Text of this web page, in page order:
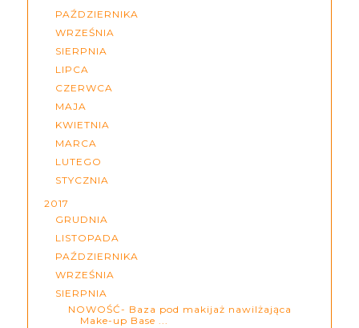
PAŹDZIERNIKA
WRZEŚNIA
SIERPNIA
LIPCA
CZERWCA
MAJA
KWIETNIA
MARCA
LUTEGO
STYCZNIA
2017
GRUDNIA
LISTOPADA
PAŹDZIERNIKA
WRZEŚNIA
SIERPNIA
NOWOŚĆ- Baza pod makijaż nawilżająca
Make-up Base ...